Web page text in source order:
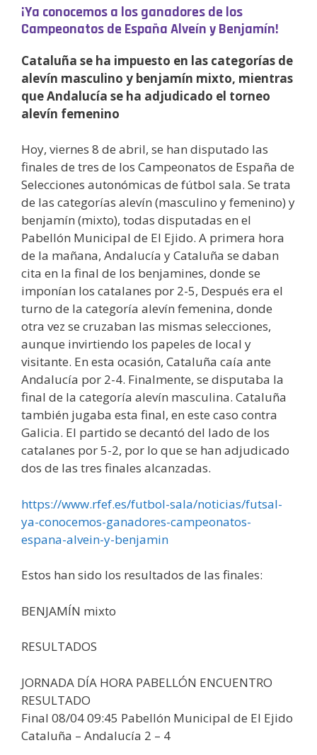
¡Ya conocemos a los ganadores de los
Campeonatos de España Alveín y Benjamín!
Cataluña se ha impuesto en las categorías de
alevín masculino y benjamín mixto, mientras
que Andalucía se ha adjudicado el torneo
alevín femenino
Hoy, viernes 8 de abril, se han disputado las
finales de tres de los Campeonatos de España de
Selecciones autonómicas de fútbol sala. Se trata
de las categorías alevín (masculino y femenino) y
benjamín (mixto), todas disputadas en el
Pabellón Municipal de El Ejido. A primera hora
de la mañana, Andalucía y Cataluña se daban
cita en la final de los benjamines, donde se
imponían los catalanes por 2-5, Después era el
turno de la categoría alevín femenina, donde
otra vez se cruzaban las mismas selecciones,
aunque invirtiendo los papeles de local y
visitante. En esta ocasión, Cataluña caía ante
Andalucía por 2-4. Finalmente, se disputaba la
final de la categoría alevín masculina. Cataluña
también jugaba esta final, en este caso contra
Galicia. El partido se decantó del lado de los
catalanes por 5-2, por lo que se han adjudicado
dos de las tres finales alcanzadas.
https://www.rfef.es/futbol-sala/noticias/futsal-
ya-conocemos-ganadores-campeonatos-
espana-alvein-y-benjamin
Estos han sido los resultados de las finales:
BENJAMÍN mixto
RESULTADOS
JORNADA DÍA HORA PABELLÓN ENCUENTRO
RESULTADO
Final 08/04 09:45 Pabellón Municipal de El Ejido
Cataluña – Andalucía 2 – 4